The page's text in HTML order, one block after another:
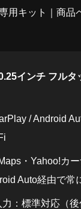
用キット｜商品
インチ フルタ
/ Android
・Yahoo!カ
Auto経由で常
：標準対応（後